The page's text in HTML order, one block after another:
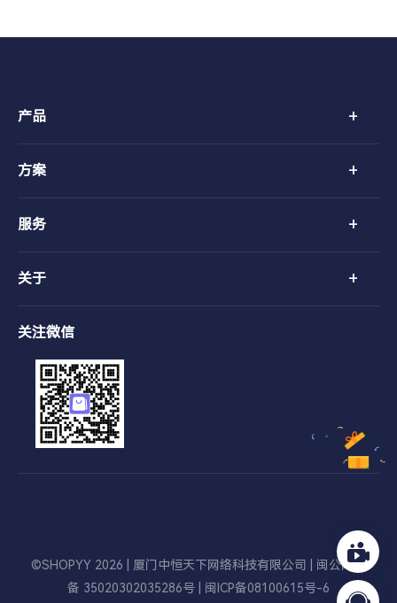
产品 +
方案 +
服务 +
关于 +
关注微信
©SHOPYY 2026 | 厦门中恒天下网络科技有限公司 | 闽公网安
备 35020302035286号
闽ICP备08100615号-6